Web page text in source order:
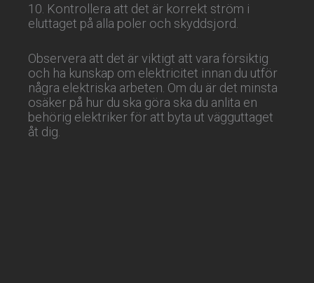
10. Kontrollera att det är korrekt ström i
eluttaget på alla poler och skyddsjord.
Observera att det är viktigt att vara försiktig
och ha kunskap om elektricitet innan du utför
några elektriska arbeten. Om du är det minsta
osäker på hur du ska göra ska du anlita en
behörig elektriker för att byta ut vägguttaget
åt dig.